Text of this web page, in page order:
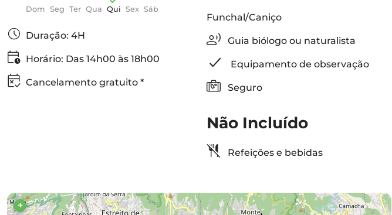
Dom Seg Ter Qua Qui Sex Sáb
Duração: 4H
Horário: Das 14h00 às 18h00
Cancelamento gratuito *
Funchal/Caniço
Guia biólogo ou naturalista
Equipamento de observação
Seguro
Não Incluído
Refeições e bebidas
+